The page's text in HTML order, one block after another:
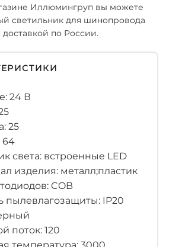
Иллюмингруп вы можете
светильник для шинопровода
по России.
24 В
25
64
света: встроенные LED
изделия: металл;пластик
COB
пылевлагозащиты: IP20
поток: 120